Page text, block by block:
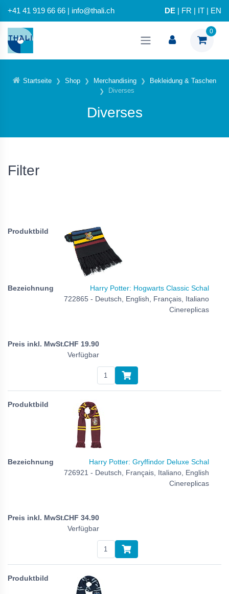
+41 41 919 66 66 | info@thali.ch DE FR IT EN
0
Startseite Shop Merchandising
Bekleidung & Taschen
Diverses
Diverses
Filter
Harry Potter: Hogwarts Classic Schal
722865 - Deutsch, English, Français, Italiano
Cinereplicas
CHF 19.90
Verfügbar
Harry Potter: Gryffindor Deluxe Schal
726921 - Deutsch, Français, Italiano, English
Cinereplicas
CHF 34.90
Verfügbar